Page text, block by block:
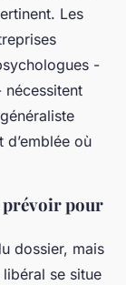
Les
-
nécessitent
où
prévoir pour
dossier, mais
se situe